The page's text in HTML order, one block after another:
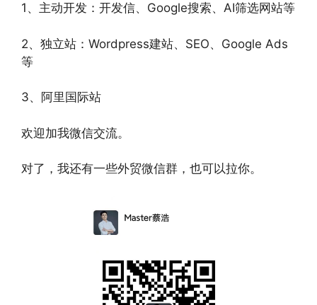
1、主动开发：开发信、Google搜索、AI筛选网站等
2、独立站：Wordpress建站、SEO、Google Ads
等
3、阿里国际站
欢迎加我微信交流。
对了，我还有一些外贸微信群，也可以拉你。